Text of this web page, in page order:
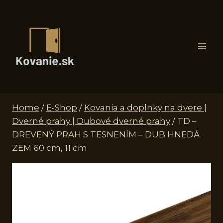
Home / E-Shop / Kovania a doplnky na dvere |
Dverné prahy | Dubové dverné prahy / TD –
DREVENÝ PRAH S TESNENÍM – DUB HNEDÁ
ZEM 60 cm, 11 cm